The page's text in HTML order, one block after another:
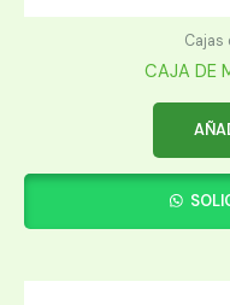
Cajas
CAJA DE